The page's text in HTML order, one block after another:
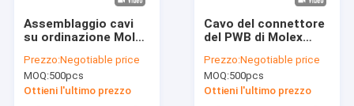
Contattaci
Assemblaggio cavi
su ordinazione Molex
connettore 39-01-
2040 5557
Prezzo:Negotiable price
MOQ:500pcs
Ottieni l'ultimo prezzo
Cavo del connettore
del PWB di Molex
connettore del
passo di 1.25mm
Prezzo:Negotiable price
MOQ:500pcs
Ottieni l'ultimo prezzo